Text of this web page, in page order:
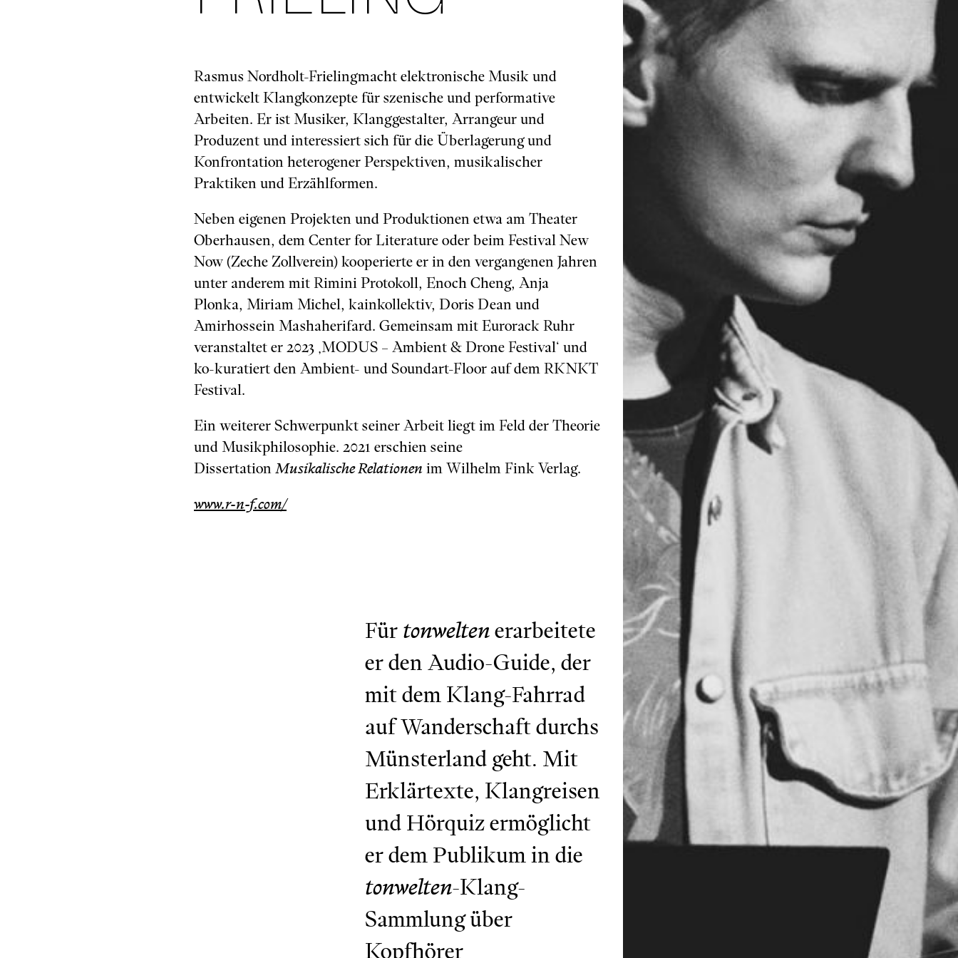
Rasmus Nordholt-Frielingmacht elektronische Musik und
entwickelt Klangkonzepte für szenische und performative
Arbeiten. Er ist Musiker, Klanggestalter, Arrangeur und
Produzent und interessiert sich für die Überlagerung und
Konfrontation heterogener Perspektiven, musikalischer
Praktiken und Erzählformen.
Neben eigenen Projekten und Produktionen etwa am Theater
Oberhausen, dem Center for Literature oder beim Festival New
Now (Zeche Zollverein) kooperierte er in den vergangenen Jahren
unter anderem mit Rimini Protokoll, Enoch Cheng, Anja
Plonka, Miriam Michel, kainkollektiv, Doris Dean und
Amirhossein Mashaherifard. Gemeinsam mit Eurorack Ruhr
veranstaltet er 2023 ‚MODUS – Ambient & Drone Festival‘ und
ko-kuratiert den Ambient- und Soundart-Floor auf dem RKNKT
Festival.
Ein weiterer Schwerpunkt seiner Arbeit liegt im Feld der Theorie
und Musikphilosophie. 2021 erschien seine
DissertationMusikalische Relationen im Wilhelm Fink Verlag.
www.r-n-f.com/
Fürtonweltenerarbeitete
er den Audio-Guide, der
mit dem Klang-Fahrrad
auf Wanderschaft durchs
Münsterland geht. Mit
Erklärtexte, Klangreisen
und Hörquiz ermöglicht
er dem Publikum in die
tonwelten-Klang-
Sammlung über
Kopfhörer